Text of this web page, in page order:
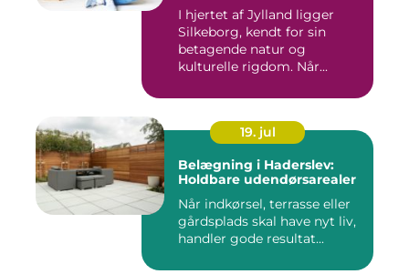
I hjertet af Jylland ligger
Silkeborg, kendt for sin
betagende natur og
kulturelle rigdom. Når...
19. jul
Belægning i Haderslev:
Holdbare udendørsarealer
Når indkørsel, terrasse eller
gårdsplads skal have nyt liv,
handler gode resultat...